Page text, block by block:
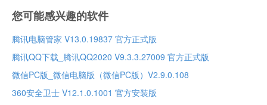
您可能感兴趣的软件
腾讯电脑管家 V13.0.19837 官方正式版
腾讯QQ下载_腾讯QQ2020 V9.3.3.27009 官方正式版
微信PC版_微信电脑版（微信PC版）V2.9.0.108
360安全卫士 V12.1.0.1001 官方安装版